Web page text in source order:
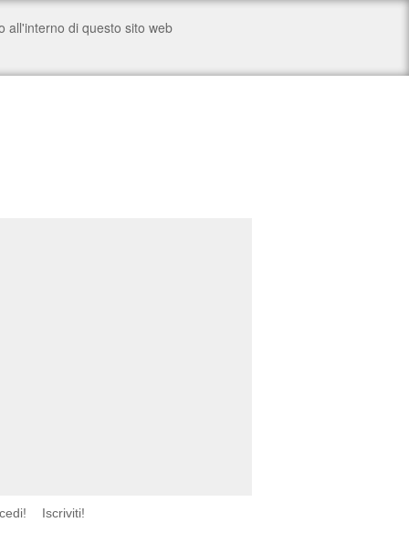
Iscriviti!